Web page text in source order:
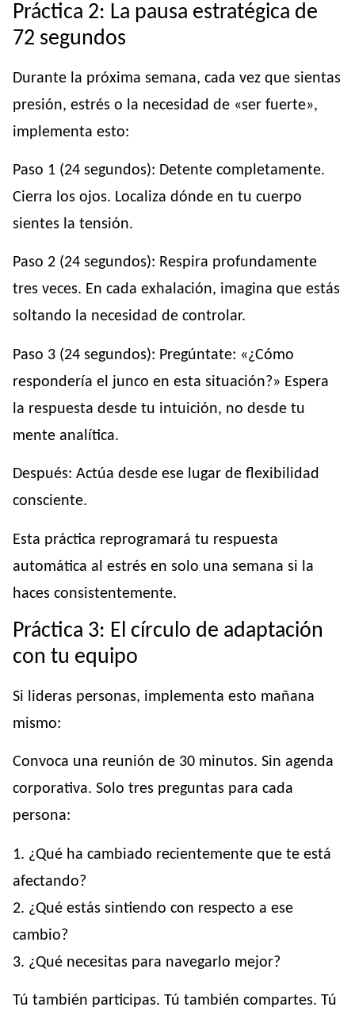
Práctica 2: La pausa estratégica de
72 segundos
Durante la próxima semana, cada vez que sientas
presión, estrés o la necesidad de «ser fuerte»,
implementa esto:
Paso 1 (24 segundos): Detente completamente.
Cierra los ojos. Localiza dónde en tu cuerpo
sientes la tensión.
Paso 2 (24 segundos): Respira profundamente
tres veces. En cada exhalación, imagina que estás
soltando la necesidad de controlar.
Paso 3 (24 segundos): Pregúntate: «¿Cómo
respondería el junco en esta situación?» Espera
la respuesta desde tu intuición, no desde tu
mente analítica.
Después: Actúa desde ese lugar de flexibilidad
consciente.
Esta práctica reprogramará tu respuesta
automática al estrés en solo una semana si la
haces consistentemente.
Práctica 3: El círculo de adaptación
con tu equipo
Si lideras personas, implementa esto mañana
mismo:
Convoca una reunión de 30 minutos. Sin agenda
corporativa. Solo tres preguntas para cada
persona:
1. ¿Qué ha cambiado recientemente que te está
afectando?
2. ¿Qué estás sintiendo con respecto a ese
cambio?
3. ¿Qué necesitas para navegarlo mejor?
Tú también participas. Tú también compartes. Tú